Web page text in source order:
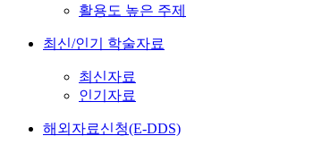
활용도 높은 주제
최신/인기 학술자료
최신자료
인기자료
해외자료신청(E-DDS)